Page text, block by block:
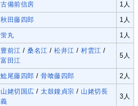
古備前信房 1人
秋田藤四郎 1人
蛍丸 1人
豊前江 /桑名江 /松井江 /村雲江 /
富田江
5人
鯰尾藤四郎 /骨喰藤四郎 2人
山姥切国広 /太鼓鐘貞宗 / 山姥切長
義
3人